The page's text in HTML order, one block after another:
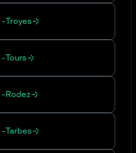
-Troyes
-Tours
-Rodez
-Tarbes